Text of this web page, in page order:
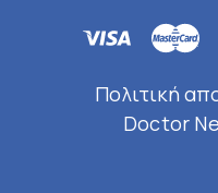
Πολιτική
Doctor